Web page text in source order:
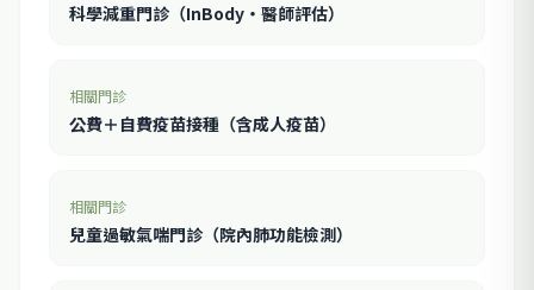
科學減重門診（InBody・醫師評估）
相關門診
公費＋自費疫苗接種（含成人疫苗）
相關門診
兒童過敏氣喘門診（院內肺功能檢測）